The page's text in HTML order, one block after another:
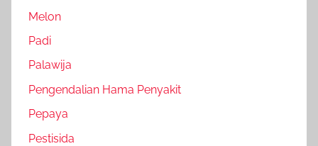
Melon
Padi
Palawija
Pengendalian Hama Penyakit
Pepaya
Pestisida